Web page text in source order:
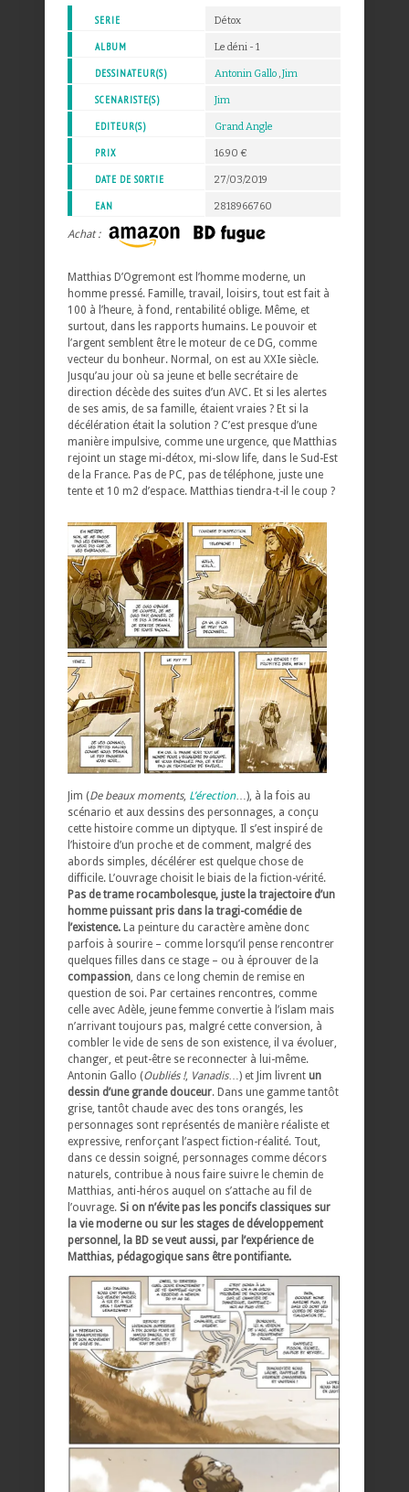
SERIE Détox
ALBUM Le déni - 1
DESSINATEUR(S) Antonin Gallo ,Jim
SCENARISTE(S) Jim
EDITEUR(S) Grand Angle
PRIX 16.90 €
DATE DE SORTIE 27/03/2019
EAN 2818966760
Achat :
Matthias D’Ogremont est l’homme moderne, un
homme pressé. Famille, travail, loisirs, tout est fait à
100 à l’heure, à fond, rentabilité oblige. Même, et
surtout, dans les rapports humains. Le pouvoir et
l’argent semblent être le moteur de ce DG, comme
vecteur du bonheur. Normal, on est au XXIe siècle.
Jusqu’au jour où sa jeune et belle secrétaire de
direction décède des suites d’un AVC. Et si les alertes
de ses amis, de sa famille, étaient vraies ? Et si la
décélération était la solution ? C’est presque d’une
manière impulsive, comme une urgence, que Matthias
rejoint un stage mi-détox, mi-slow life, dans le Sud-Est
de la France. Pas de PC, pas de téléphone, juste une
tente et 10 m2 d’espace. Matthias tiendra-t-il le coup ?
Jim (De beaux moments, L’érection…), à la fois au
scénario et aux dessins des personnages, a conçu
cette histoire comme un diptyque. Il s’est inspiré de
l’histoire d’un proche et de comment, malgré des
abords simples, décélérer est quelque chose de
difficile. L’ouvrage choisit le biais de la fiction-vérité.
Pas de trame rocambolesque, juste la trajectoire d’un
homme puissant pris dans la tragi-comédie de
l’existence. La peinture du caractère amène donc
parfois à sourire – comme lorsqu’il pense rencontrer
quelques filles dans ce stage – ou à éprouver de la
compassion, dans ce long chemin de remise en
question de soi. Par certaines rencontres, comme
celle avec Adèle, jeune femme convertie à l’islam mais
n’arrivant toujours pas, malgré cette conversion, à
combler le vide de sens de son existence, il va évoluer,
changer, et peut-être se reconnecter à lui-même.
Antonin Gallo (Oubliés !, Vanadis…) et Jim livrent un
dessin d’une grande douceur. Dans une gamme tantôt
grise, tantôt chaude avec des tons orangés, les
personnages sont représentés de manière réaliste et
expressive, renforçant l’aspect fiction-réalité. Tout,
dans ce dessin soigné, personnages comme décors
naturels, contribue à nous faire suivre le chemin de
Matthias, anti-héros auquel on s’attache au fil de
l’ouvrage. Si on n’évite pas les poncifs classiques sur
la vie moderne ou sur les stages de développement
personnel, la BD se veut aussi, par l’expérience de
Matthias, pédagogique sans être pontifiante.